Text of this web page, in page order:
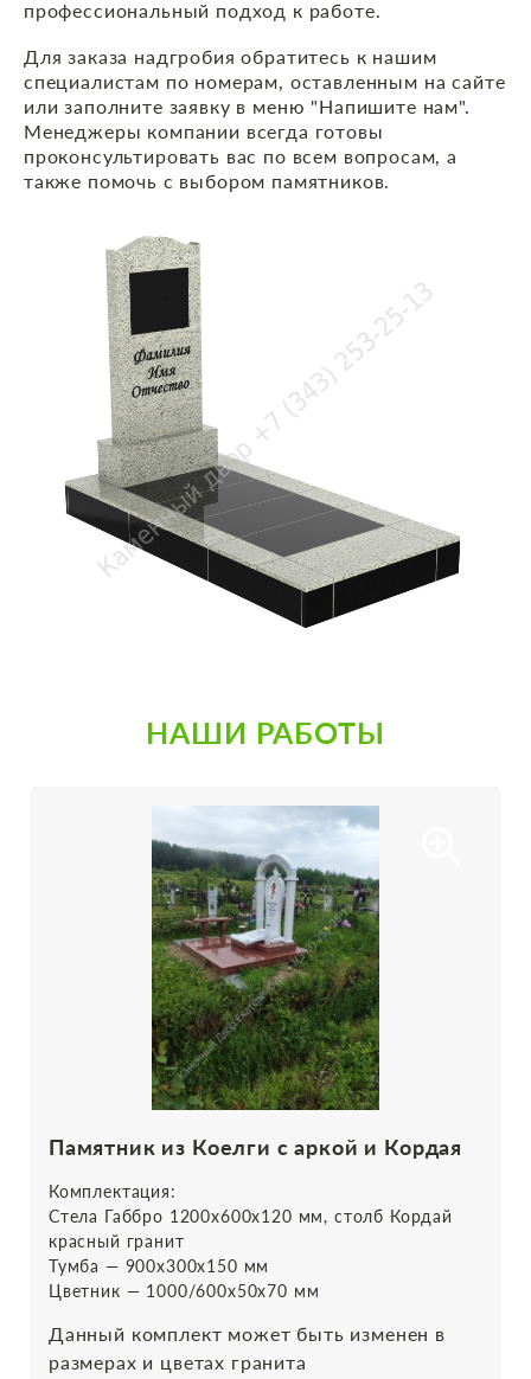
профессиональный подход к работе.
Для заказа надгробия обратитесь к нашим
специалистам по номерам, оставленным на сайте
или заполните заявку в меню "Напишите нам".
Менеджеры компании всегда готовы
проконсультировать вас по всем вопросам, а
также помочь с выбором памятников.
НАШИ РАБОТЫ
Памятник из Коелги с аркой и Кордая
Комплектация:
Стела Габбро 1200х600х120 мм, столб Кордай
красный гранит
Тумба — 900х300х150 мм
Цветник — 1000/600х50х70 мм
Данный комплект может быть изменен в
размерах и цветах гранита